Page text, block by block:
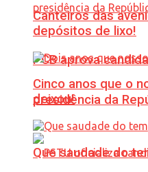
PCB aprova
presidência da
Canteiros das
depósitos de lixo!
Cinco anos que o
deixou!
Que saudade do